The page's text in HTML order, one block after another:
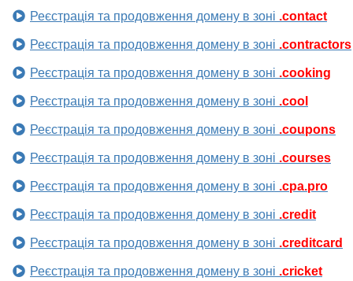
Реєстрація та продовження домену в зоні .contact
Реєстрація та продовження домену в зоні .contractors
Реєстрація та продовження домену в зоні .cooking
Реєстрація та продовження домену в зоні .cool
Реєстрація та продовження домену в зоні .coupons
Реєстрація та продовження домену в зоні .courses
Реєстрація та продовження домену в зоні .cpa.pro
Реєстрація та продовження домену в зоні .credit
Реєстрація та продовження домену в зоні .creditcard
Реєстрація та продовження домену в зоні .cricket